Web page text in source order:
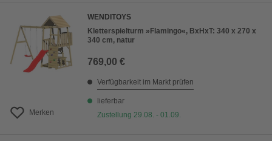
Merken
WENDITOYS
Kletterspielturm »Flamingo«, BxHxT: 340 x 270 x
340 cm, natur
769,00 €
Verfügbarkeit im Markt prüfen
lieferbar
Zustellung 29.08. - 01.09.